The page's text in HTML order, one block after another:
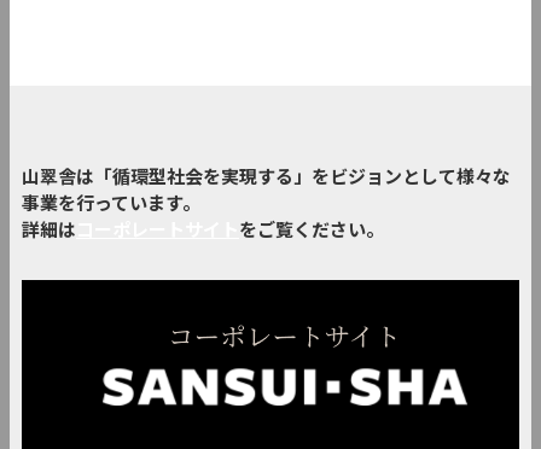
山翠舎は「循環型社会を実現する」をビジョンとして様々な
事業を行っています。
詳細は
をご覧ください。